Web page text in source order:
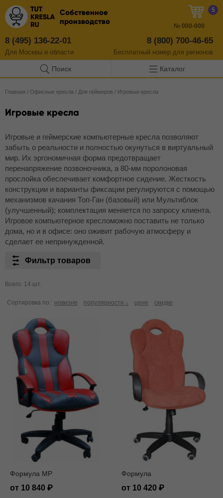
Собственное
производство
8 (495) 136-22-01
Для Москвы и области
8 (800) 700-46-65
Бесплатный номер для регионов
5
№ 000-000
Поиск Каталог
Главная / Офисные кресла / Для геймеров / Игровые кресла
Игровые кресла
Игровые и геймерские компьютерные кресла позволяют
забыть о реальности и полностью окунуться в виртуальный
мир. Их эргономичная форма предотвращает
перенапряжение позвоночника, а 80-мм поролоновая
прослойка обеспечивает комфортное сидение. Жесткость
конструкции и варианты фиксации регулируются с помощью
механизмов качания Топ-Ган (базовый) или Мультиблок
(улучшенный); комплектация меняется по запросу клиента.
Игровое компьютерное кресломожно поставить не только
дома, но и в офисе: оно оживит рабочую атмосферу и
сделает ее непринужденной.
Фильтр товаров
Всего: 14 шт.
Сортировка по: новизне популярности ↓ цене скидке
Формула MP
от 10 840
Формула
от 10 420